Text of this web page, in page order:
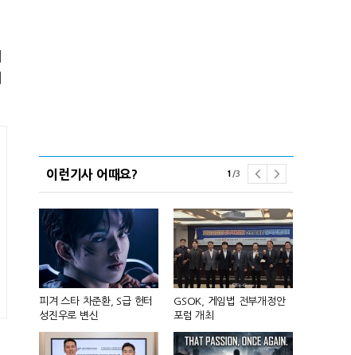
이런기사 어때요? 1 /3
피겨 스타 차준환, S급 헌터
성진우로 변신
GSOK, 게임법 전부개정안
포럼 개최